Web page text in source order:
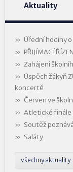
Aktuality
Úřední hodiny
PŘIJÍMACÍ
Zahájení
Úspěch žákyň
koncertě
Červen ve
Atletické finále
Soutěž
Saláty
všechny aktuality